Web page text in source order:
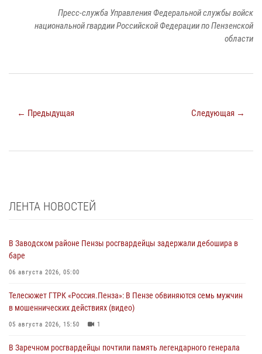
Пресс-служба Управления Федеральной службы войск
национальной гвардии Российской Федерации по Пензенской
области
← Предыдущая Следующая →
ЛЕНТА НОВОСТЕЙ
В Заводском районе Пензы росгвардейцы задержали дебошира в
баре
06 августа 2026, 05:00
Телесюжет ГТРК «Россия.Пенза»: В Пензе обвиняются семь мужчин
в мошеннических действиях (видео)
05 августа 2026, 15:50 1
В Заречном росгвардейцы почтили память легендарного генерала